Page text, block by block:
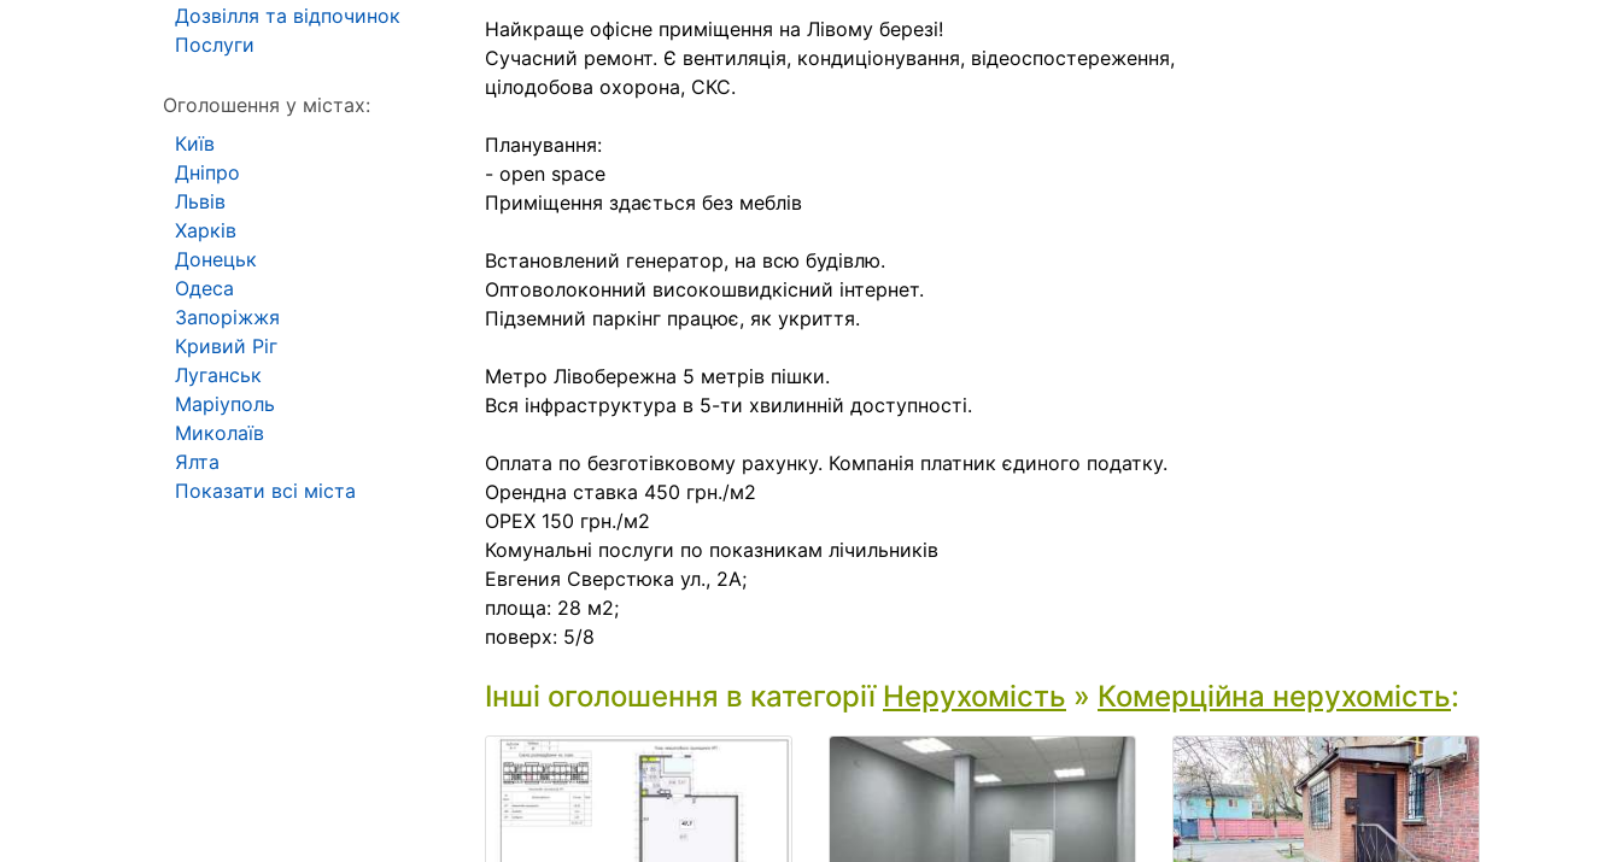
Найкраще офісне приміщення на Лівому березі!
Сучасний ремонт. Є вентиляція, кондиціонування, відеоспостереження,
цілодобова охорона, СКС.
Планування:
- open space
Приміщення здається без меблів
Встановлений генератор, на всю будівлю.
Оптоволоконний високошвидкісний інтернет.
Підземний паркінг працює, як укриття.
Метро Лівобережна 5 метрів пішки.
Вся інфраструктура в 5-ти хвилинній доступності.
Оплата по безготівковому рахунку. Компанія платник єдиного податку.
Орендна ставка 450 грн./м2
ОРЕХ 150 грн./м2
Комунальні послуги по показникам лічильників
Евгения Сверстюка ул., 2А;
площа: 28 м2;
поверх: 5/8
Інші оголошення в категорії Нерухомість » Комерційна нерухомість:
Дозвілля та відпочинок
Послуги
Оголошення у містах:
Київ
Дніпро
Львів
Харків
Донецьк
Одеса
Запоріжжя
Кривий Ріг
Луганськ
Маріуполь
Миколаїв
Ялта
Показати всі міста